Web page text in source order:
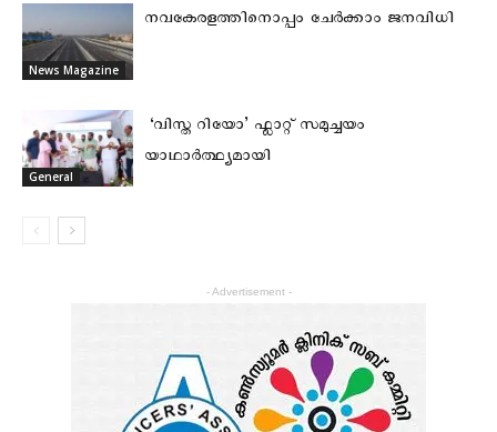
News Magazine
നവകേരളത്തിനൊപ്പം ചേർക്കാം ജനവിധി
General
‘വിസ്ത റിയോ’ ഫ്ലാറ്റ് സമുച്ചയം
യാഥാർത്ഥ്യമായി
- Advertisement -